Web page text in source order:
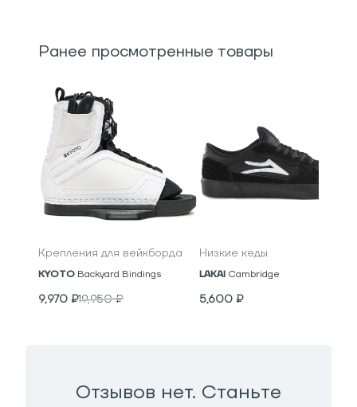
Ранее просмотренные товары
Крепления для вейкборда
KYOTO Backyard Bindings
9,970 ₽19,950₽
Низкие кеды
LAKAI Cambridge
5,600 ₽
Отзывов нет. Станьте